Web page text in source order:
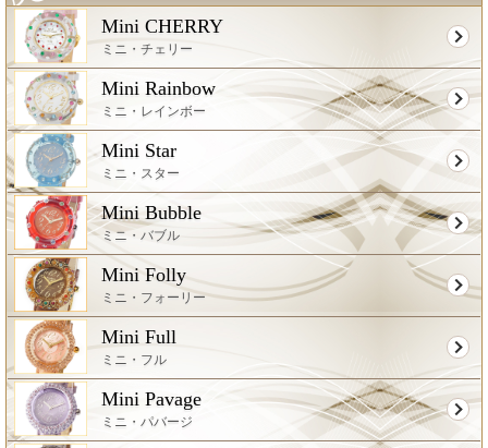
Mini CHERRY
ミニ・チェリー
Mini Rainbow
ミニ・レインボー
Mini Star
ミニ・スター
Mini Bubble
ミニ・バブル
Mini Folly
ミニ・フォーリー
Mini Full
ミニ・フル
Mini Pavage
ミニ・パバージ